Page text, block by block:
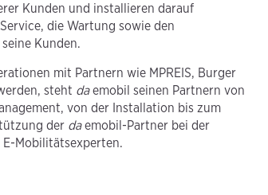
Kunden und installieren darauf
die Wartung sowie den
Kunden.
mit Partnern wie MPREIS, Burger
steht daemobil seinen Partnern von
von der Installation bis zum
der daemobil-Partner bei der
Mobilitätsexperten.